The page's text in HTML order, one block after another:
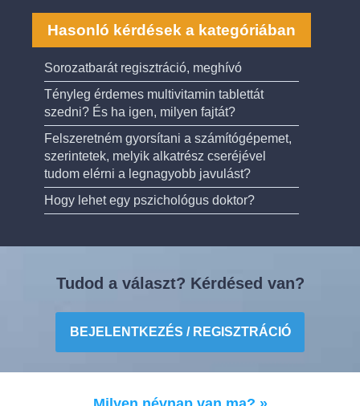
Hasonló kérdések a kategóriában
Sorozatbarát regisztráció, meghívó
Tényleg érdemes multivitamin tablettát
szedni? És ha igen, milyen fajtát?
Felszeretném gyorsítani a számítógépemet,
szerintetek, melyik alkatrész cseréjével
tudom elérni a legnagyobb javulást?
Hogy lehet egy pszichológus doktor?
Tudod a választ? Kérdésed van?
BEJELENTKEZÉS / REGISZTRÁCIÓ